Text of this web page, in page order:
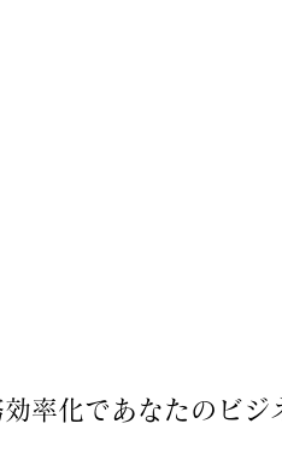
率化であなたのビジ